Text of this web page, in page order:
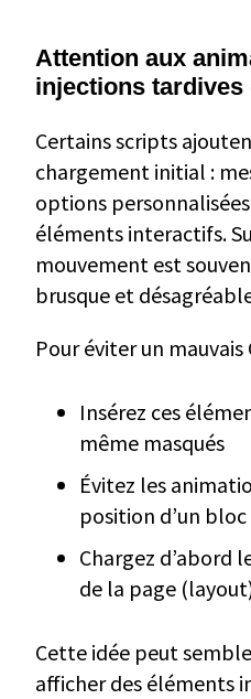
Attention aux
injections tardives
Certains scripts
chargement initial :
options
éléments interactifs.
mouvement est
brusque et
Pour éviter un mauvais
Insérez ces
même masqués
Évitez les
position d’un bloc
Chargez d’abord
de la page
Cette idée peut
afficher des éléments